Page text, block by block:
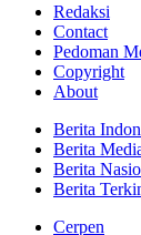
Redaksi
Contact
Pedoman
Copyright
About
Berita
Berita
Berita
Berita
Cerpen